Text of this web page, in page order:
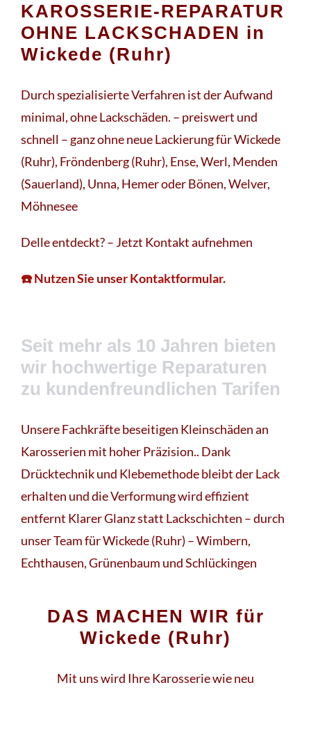
KAROSSERIE-REPARATUR
OHNE LACKSCHADEN in
Wickede (Ruhr)
Durch spezialisierte Verfahren ist der Aufwand
minimal, ohne Lackschäden. – preiswert und
schnell – ganz ohne neue Lackierung für Wickede
(Ruhr), Fröndenberg (Ruhr), Ense, Werl, Menden
(Sauerland), Unna, Hemer oder Bönen, Welver,
Möhnesee
Delle entdeckt? – Jetzt Kontakt aufnehmen
☎️ Nutzen Sie unser Kontaktformular.
Seit mehr als 10 Jahren bieten
wir hochwertige Reparaturen
zu kundenfreundlichen Tarifen
Unsere Fachkräfte beseitigen Kleinschäden an
Karosserien mit hoher Präzision.. Dank
Drücktechnik und Klebemethode bleibt der Lack
erhalten und die Verformung wird effizient
entfernt Klarer Glanz statt Lackschichten – durch
unser Team für Wickede (Ruhr) – Wimbern,
Echthausen, Grünenbaum und Schlückingen
DAS MACHEN WIR für
Wickede (Ruhr)
Mit uns wird Ihre Karosserie wie neu